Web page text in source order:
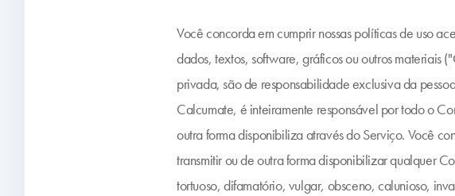
Você concorda em cumprir nossas políticas de uso
dados, textos, software, gráficos ou outros materiais
privada, são de responsabilidade exclusiva da
Calcumate, é inteiramente responsável por todo o
outra forma disponibiliza através do Serviço. Você
transmitir ou de outra forma disponibilizar qualquer
tortuoso, difamatório, vulgar, obsceno, calunioso,